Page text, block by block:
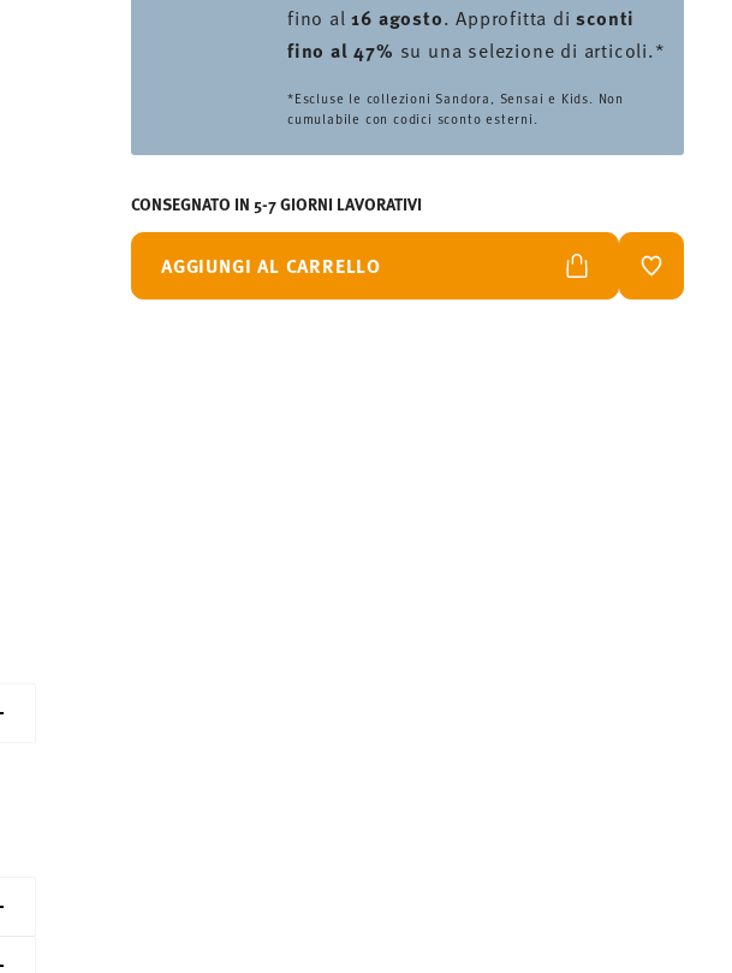
fino al16 agosto. Approfitta disconti
fino al 47% su una selezione di articoli.*
*Escluse le collezioni Sandora, Sensai e Kids. Non
cumulabile con codici sconto esterni.
CONSEGNATO IN 5-7 GIORNI LAVORATIVI
AGGIUNGI AL CARRELLO LISTA